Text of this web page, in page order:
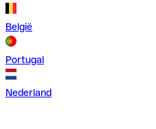
België
Portugal
Nederland